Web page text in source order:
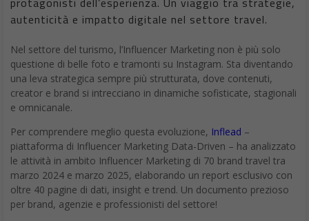
autenticità e impatto digitale nel settore travel.
Nel settore del turismo, l’Influencer Marketing non è più solo
questione di belle foto e tramonti su Instagram. Sta diventando
una leva strategica sempre più strutturata, dove contenuti,
creator e brand si intrecciano in dinamiche sofisticate, stagionali
e omnicanale.
Per comprendere meglio questa evoluzione, Inflead –
piattaforma di Influencer Marketing Data-Driven – ha analizzato
le attività in ambito Influencer Marketing di 70 brand travel tra
marzo 2024 e marzo 2025, elaborando un report esclusivo con
oltre 40 pagine di dati, insight e trend. Un documento prezioso
per brand, agenzie e professionisti del settore!